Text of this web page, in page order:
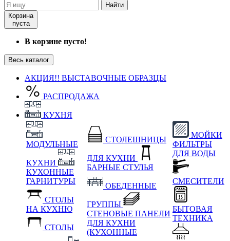
Найти
Корзина
пуста
В корзине пусто!
Весь каталог
АКЦИЯ!! ВЫСТАВОЧНЫЕ ОБРАЗЦЫ
РАСПРОДАЖА
КУХНЯ
МОДУЛЬНЫЕ
КУХНИ
КУХОННЫЕ
ГАРНИТУРЫ
СТОЛЫ
НА КУХНЮ
СТОЛЫ
СТОЛЕШНИЦЫ
ДЛЯ КУХНИ
БАРНЫЕ СТУЛЬЯ
ОБЕДЕННЫЕ
ГРУППЫ
СТЕНОВЫЕ ПАНЕЛИ
ДЛЯ КУХНИ
(КУХОННЫЕ
МОЙКИ
ФИЛЬТРЫ
ДЛЯ ВОДЫ
СМЕСИТЕЛИ
БЫТОВАЯ
ТЕХНИКА